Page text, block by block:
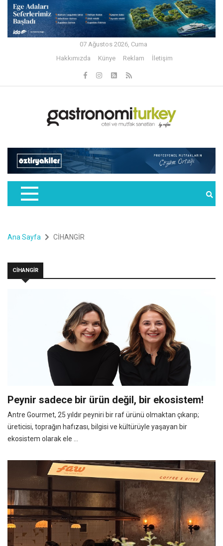
07 Ağustos 2026, Cuma
Hakkımızda
Künye Reklam İletişim
Ana Sayfa CİHANGİR
CİHANGİR
Peynir sadece bir ürün değil, bir ekosistem!
Antre Gourmet, 25 yıldır peyniri bir raf ürünü olmaktan çıkarıp;
üreticisi, toprağın hafızası, bilgisi ve kültürüyle yaşayan bir
ekosistem olarak ele ...